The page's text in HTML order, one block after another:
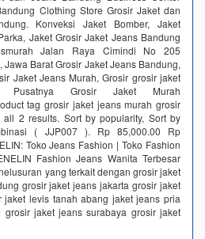
Clothing Store Grosir Jaket dan
Konveksi Jaket Bomber, Jaket
Jaket Grosir Jaket Jeans Bandung
Jalan Raya Cimindi No 205
Barat Grosir Jaket Jeans Bandung,
Jaket Jeans Murah, Grosir grosir jaket
Pusatnya Grosir Jaket Murah
tag grosir jaket jeans murah grosir
2 results. Sort by popularity, Sort by
( JJP007 ). Rp 85,000.00 Rp
Toko Jeans Fashion | Toko Fashion
Fashion Jeans Wanita Terbesar
yang terkait dengan grosir jaket
grosir jaket jeans jakarta grosir jaket
levis tanah abang jaket jeans pria
jaket jeans surabaya grosir jaket